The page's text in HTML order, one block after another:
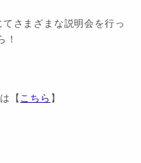
さまざまな説明会を行っ
！
【 こちら 】